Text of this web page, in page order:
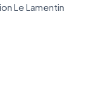
Le Lamentin